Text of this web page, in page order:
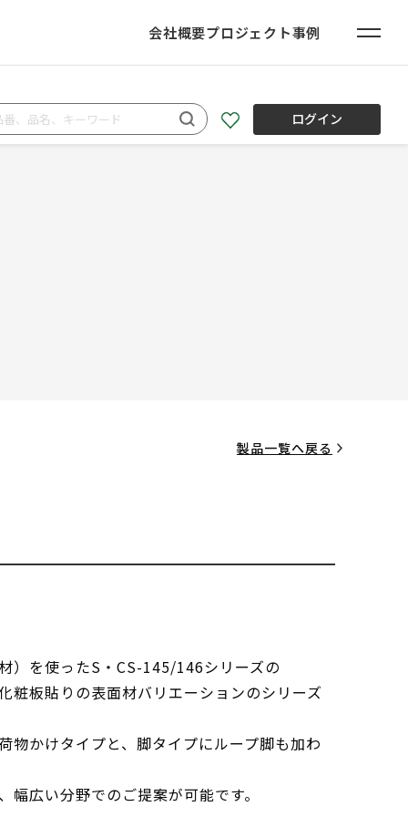
会社概要プロジェクト事例
ログイン
製品一覧へ戻る
）を使ったS・CS-145/146シリーズの
粧板貼りの表面材バリエーションのシリーズ
物かけタイプと、脚タイプにループ脚も加わ
幅広い分野でのご提案が可能です。